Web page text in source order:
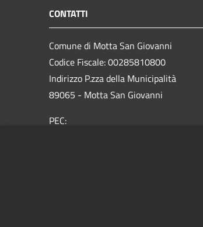
CONTATTI
Comune di Motta San Giovanni
Codice Fiscale: 00285810800
Indirizzo P.zza della Municipalità
89065 - Motta San Giovanni
PEC: